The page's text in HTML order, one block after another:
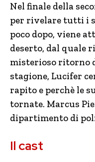
Nel finale della
per rivelare tutti i
poco dopo, viene
deserto, dal quale
misterioso ritorno
stagione, Lucifer
rapito e perchè le
tornate. Marcus
dipartimento di
Il cast